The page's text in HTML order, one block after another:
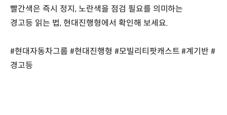
빨간색은 즉시 정지, 노란색을 점검 필요를 의미하는
경고등 읽는 법, 현대진행형에서 확인해 보세요.
#현대자동차그룹 #현대진행형 #모빌리티팟캐스트 #계기반 #
경고등